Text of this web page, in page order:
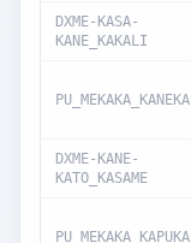
DXME-KASA-
KANE_KAKALI
PU_MEKAKA_KANEKA
DXME-KANE-
KATO_KASAME
PU_MEKAKA_KAPUKA